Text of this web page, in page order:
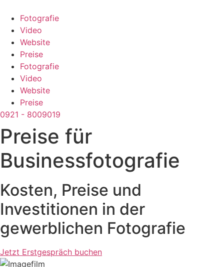
Inhalt
springen
Fotografie
Video
Website
Preise
Fotografie
Video
Website
Preise
0921 - 8009019
Preise für
Businessfotografie
Kosten, Preise und
Investitionen in der
gewerblichen Fotografie
Jetzt Erstgespräch buchen